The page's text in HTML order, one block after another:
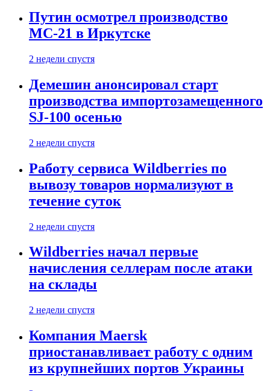
Путин осмотрел производство
МС-21 в Иркутске
2 недели спустя
Демешин анонсировал старт
производства импортозамещенного
SJ-100 осенью
2 недели спустя
Работу сервиса Wildberries по
вывозу товаров нормализуют в
течение суток
2 недели спустя
Wildberries начал первые
начисления селлерам после атаки
на склады
2 недели спустя
Компания Maersk
приостанавливает работу с одним
из крупнейших портов Украины